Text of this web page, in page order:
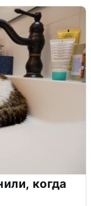
когда